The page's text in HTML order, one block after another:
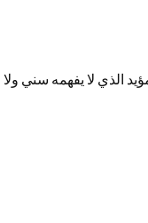
الذي لا يفهمه سني ولا